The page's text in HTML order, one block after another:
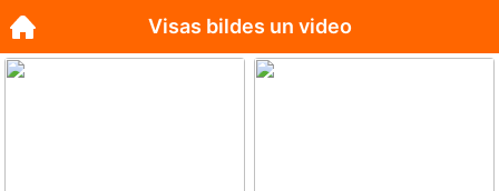
Visas bildes un video